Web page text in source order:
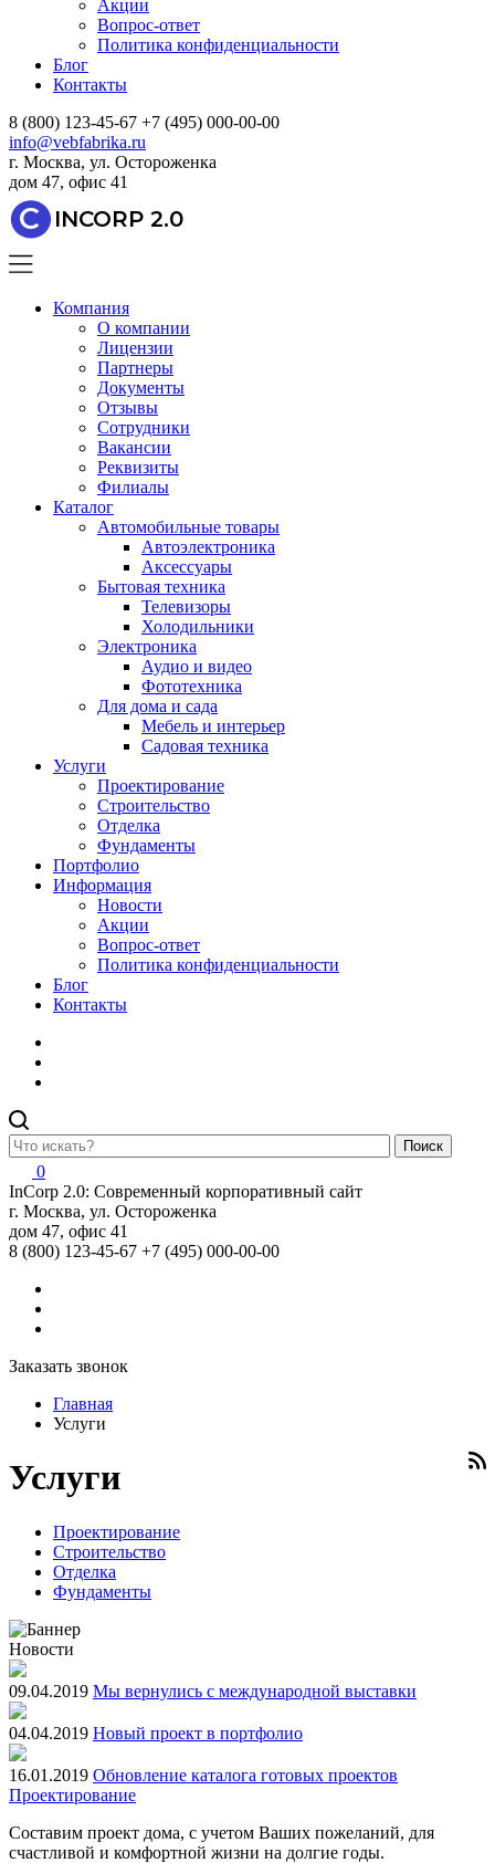
Акции
Вопрос-ответ
Политика конфиденциальности
Блог
Контакты
8 (800) 123-45-67 +7 (495) 000-00-00
info@vebfabrika.ru
г. Москва, ул. Остороженка
дом 47, офис 41
INCORP 2.0
C
Компания
О компании
Лицензии
Партнеры
Документы
Отзывы
Сотрудники
Вакансии
Реквизиты
Филиалы
Каталог
Автомобильные товары
Автоэлектроника
Аксессуары
Бытовая техника
Телевизоры
Холодильники
Электроника
Аудио и видео
Фототехника
Для дома и сада
Мебель и интерьер
Садовая техника
Услуги
Проектирование
Строительство
Отделка
Фундаменты
Портфолио
Информация
Новости
Акции
Вопрос-ответ
Политика конфиденциальности
Блог
Контакты
Поиск
0
InCorp 2.0: Современный корпоративный сайт
г. Москва, ул. Остороженка
дом 47, офис 41
8 (800) 123-45-67 +7 (495) 000-00-00
Заказать звонок
Главная
Услуги
Услуги
Проектирование
Строительство
Отделка
Фундаменты
Новости
09.04.2019 Мы вернулись с международной выставки
04.04.2019 Новый проект в портфолио
16.01.2019 Обновление каталога готовых проектов
Проектирование
Составим проект дома, с учетом Ваших пожеланий, для
счастливой и комфортной жизни на долгие годы.